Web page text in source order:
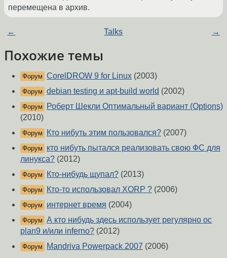
перемещена в архив.
← Talks →
Похожие темы
Форум CorelDROW 9 for Linux (2003)
Форум debian testing и apt-build world (2002)
Форум
Роберт Шекли Оптимальный вариант (Options)
(2010)
Форум Кто нибуть этим пользовался? (2007)
Форум
кто нибуть пытался реализовать свою ФС для
линукса? (2012)
Форум Кто-нибудь щупал? (2013)
Форум Кто-то использовал XORP ? (2006)
Форум интернет время (2004)
Форум А кто нибудь здесь использует регулярно ос
plan9 и/или inferno? (2012)
Форум Mandriva Powerpack 2007 (2006)